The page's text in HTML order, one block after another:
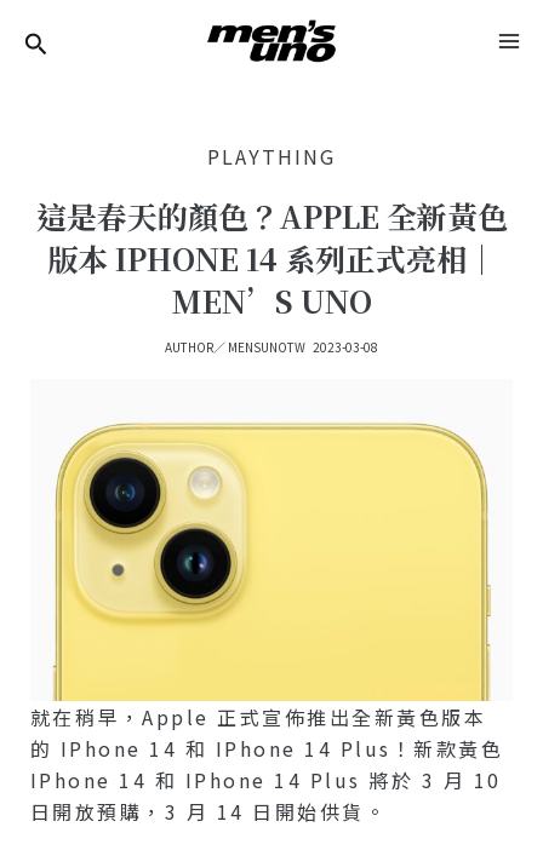
PLAYTHING
這是春天的顏色？APPLE 全新黃色
版本 IPHONE 14 系列正式亮相｜
MEN’S UNO
AUTHOR／ MENSUNOTW 2023-03-08
就在稍早，Apple 正式宣佈推出全新黃色版本
的 IPhone 14 和 IPhone 14 Plus！新款黃色
IPhone 14 和 IPhone 14 Plus 將於 3 月 10
日開放預購，3 月 14 日開始供貨。
Navigation